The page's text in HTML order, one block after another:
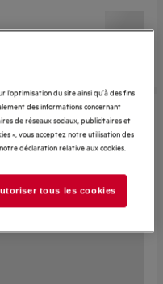
l’optimisation du site ainsi qu’à des fins
des informations concernant
de réseaux sociaux, publicitaires et
», vous acceptez notre utilisation des
déclaration relative aux cookies.
tous les cookies